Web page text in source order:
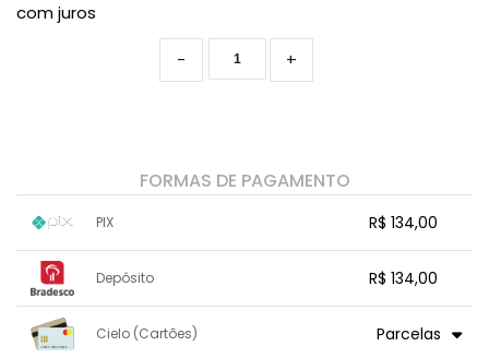
com juros
+
-
FORMAS DE PAGAMENTO
PIX R$ 134,00
.
Depósito R$ 134,00
.
Cielo (Cartões) Parcelas